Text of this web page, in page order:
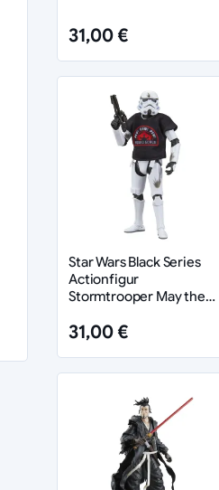
31,00 €
Star Wars Black Series
Actionfigur
Stormtrooper May the
31,00 €